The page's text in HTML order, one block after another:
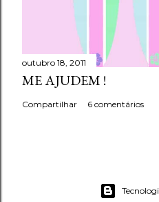
outubro 18, 2011
ME AJUDEM !
Compartilhar 6 comentários